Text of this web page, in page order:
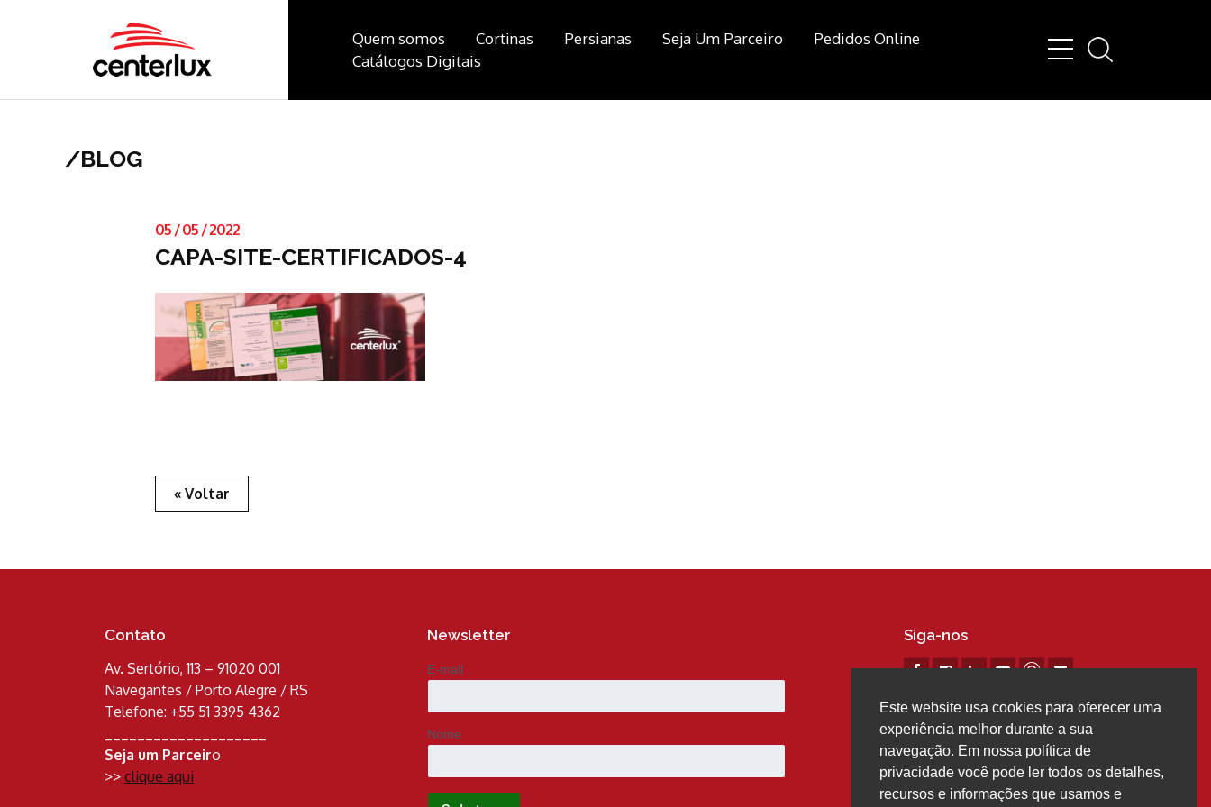
Quem somos Cortinas Persianas Seja Um Parceiro
Pedidos Online
Catálogos Digitais
/BLOG
05 /05 /2022
CAPA-SITE-CERTIFICADOS-4
« Voltar
Contato
Av. Sertório, 113 – 91020 001
Navegantes / Porto Alegre / RS
Telefone: +55 51 3395 4362
Seja um Parceiro
>> clique aqui
Newsletter
E-mail
Nome
Siga-nos
Este website usa cookies para oferecer uma
experiência melhor durante a sua
navegação. Em nossa política de
privacidade você pode ler todos os detalhes,
recursos e informações que usamos e